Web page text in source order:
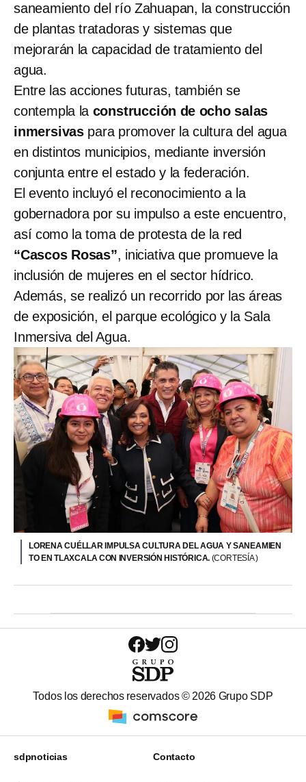
saneamiento del río Zahuapan, la construcción
de plantas tratadoras y sistemas que
mejorarán la capacidad de tratamiento del
agua.
Entre las acciones futuras, también se
contempla la construcción de ocho salas
inmersivas para promover la cultura del agua
en distintos municipios, mediante inversión
conjunta entre el estado y la federación.
El evento incluyó el reconocimiento a la
gobernadora por su impulso a este encuentro,
así como la toma de protesta de la red
“Cascos Rosas”, iniciativa que promueve la
inclusión de mujeres en el sector hídrico.
Además, se realizó un recorrido por las áreas
de exposición, el parque ecológico y la Sala
Inmersiva del Agua.
LORENA CUÉLLAR IMPULSA CULTURA DEL AGUA Y SANEAMIEN
TO EN TLAXCALA CON INVERSIÓN HISTÓRICA. (CORTESÍA )
Todos los derechos reservados © 2026 Grupo SDP
sdpnoticias Contacto